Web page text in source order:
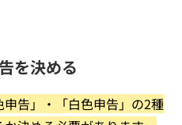
を決める
申告」・「白色申告」の2種